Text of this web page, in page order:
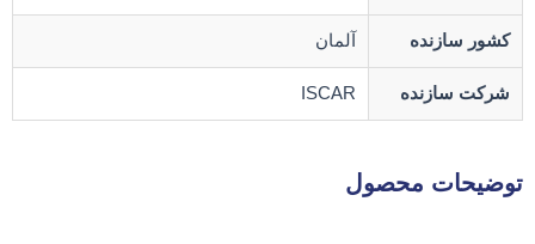
کشور سازنده آلمان
شرکت سازنده ISCAR
توضیحات محصول